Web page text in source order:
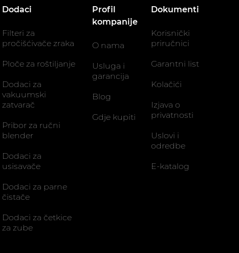
Dodaci
Filteri za
pročišćivače zraka
Ploče za roštiljanje
Dodaci za
vakuumski
zatvarač
Pribor za ručni
blender
Dodaci za
usisavače
Dodaci za parne
čistače
Dodaci za četkice
za zube
Profil
kompanije
O nama
Usluga i
garancija
Blog
Gdje kupiti
Dokumenti
Korisnički
priručnici
Garantni list
Kolačići
Izjava o
privatnosti
Uslovi i
odredbe
E-katalog